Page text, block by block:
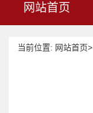
网站首页
当前位置: 网站首页>